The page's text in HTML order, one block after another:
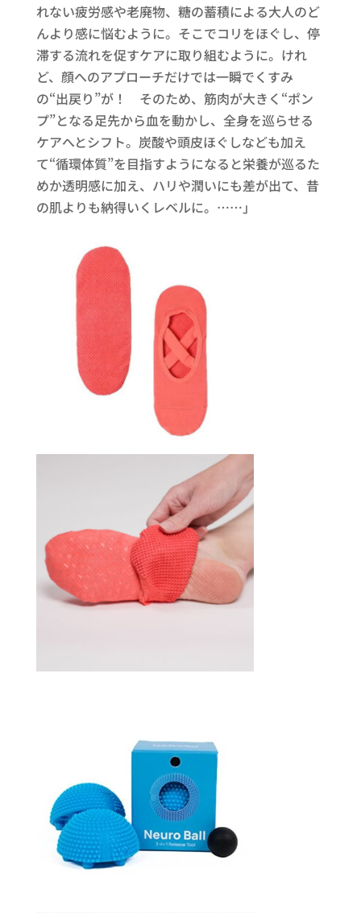
れない疲労感や老廃物、糖の蓄積による大人のど
んより感に悩むように。そこでコリをほぐし、停
滞する流れを促すケアに取り組むように。けれ
ど、顔へのアプローチだけでは一瞬でくすみ
の“出戻り”が！ そのため、筋肉が大きく“ポン
プ”となる足先から血を動かし、全身を巡らせる
ケアへとシフト。炭酸や頭皮ほぐしなども加え
て“循環体質”を目指すようになると栄養が巡るた
めか透明感に加え、ハリや潤いにも差が出て、昔
の肌よりも納得いくレベルに。……」